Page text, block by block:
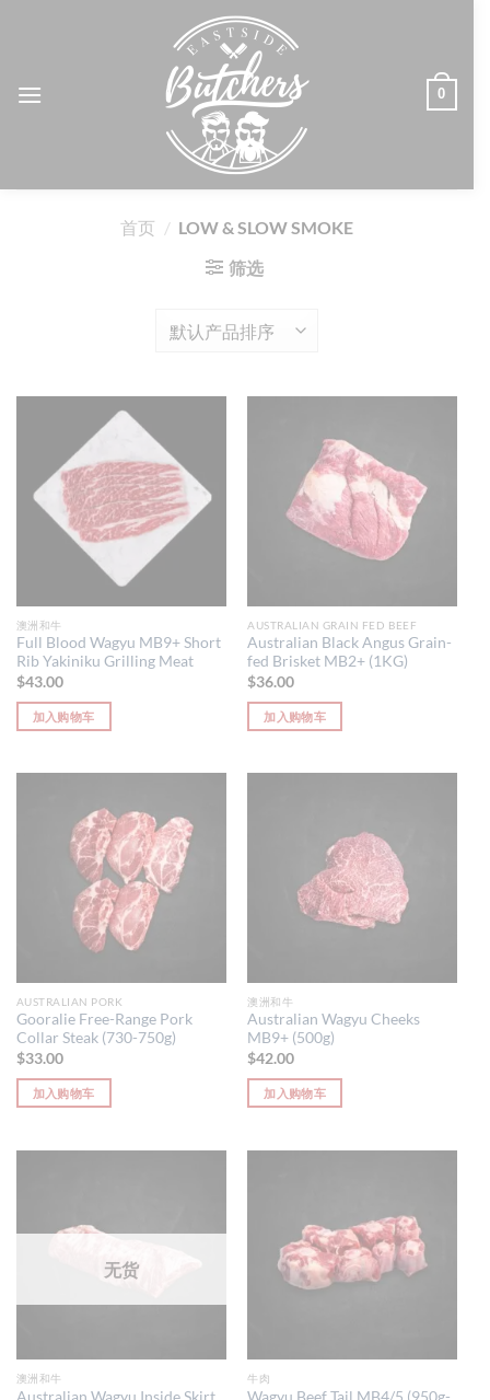
0
首页 / LOW & SLOW SMOKE
筛选
澳洲和牛
Full Blood Wagyu MB9+ Short
Rib Yakiniku Grilling Meat
$43.00
加入购物车
AUSTRALIAN GRAIN FED BEEF
Australian Black Angus Grain-
fed Brisket MB2+ (1KG)
$36.00
加入购物车
AUSTRALIAN PORK
Gooralie Free-Range Pork
Collar Steak (730-750g)
$33.00
加入购物车
澳洲和牛
Australian Wagyu Cheeks
MB9+ (500g)
$42.00
加入购物车
无货
澳洲和牛
Australian Wagyu Inside Skirt
牛肉
Wagyu Beef Tail MB4/5 (950g-